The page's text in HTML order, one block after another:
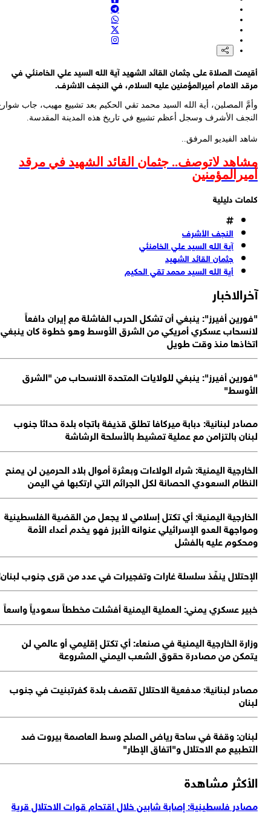
مصادر لبنانية: مدفعية الاحتلال تقصف بلدة كفرتبنيت في جنوب لبنان
لبنان: وقفة في ساحة رياض الصلح وسط العاصمة بيروت ضد التطبيع مع
الاحتلال و"اتفاق الإطار"
المشاط مخاطبا النظام السعودي: كلفة السلام العادل والمشرّف وحسن
الجوار أقل بكثير من الحرب
المشاط مخاطبا النظام السعودي: حتى وإن حشدت كل العالم إلى جانبك فلن
ينفعك
أقيمت الصلاة على جثمان القائد الشهيد آية الله السيد علي الخامنئي في
مرقد الامام أميرالمؤمنين عليه السلام، في النجف الاشرف.
وأمَّ المصلين، أية الله السيد محمد تقي الحكيم بعد تشييع مهيب، جاب شوارع
النجف الأشرف وسجل أعظم تشييع في تاريخ هذه المدينة المقدسة.
شاهد الفيديو المرفق..
مشاهد لاتوصف.. جثمان القائد الشهيد في مرقد
أميرالمؤمنين
كلمات دليلية
النجف الأشرف
آية الله السيد علي الخامنئي
جثمان القائد الشهيد
أية الله السيد محمد تقي الحكيم
آخرالاخبار
"فورين أفيرز": ينبغي أن تشكل الحرب الفاشلة مع إيران دافعاً
لانسحاب عسكري أمريكي من الشرق الأوسط وهو خطوة كان ينبغي
اتخاذها منذ وقت طويل
"فورين أفيرز": ينبغي للولايات المتحدة الانسحاب من "الشرق
الأوسط"
مصادر لبنانية: دبابة ميركافا تطلق قذيفة باتجاه بلدة حداثا جنوب
لبنان بالتزامن مع عملية تمشيط بالأسلحة الرشاشة
الخارجية اليمنية: شراء الولاءات وبعثرة أموال بلاد الحرمين لن يمنح
النظام السعودي الحصانة لكل الجرائم التي ارتكبها في اليمن
الخارجية اليمنية: أي تكتل إسلامي لا يجعل من القضية الفلسطينية
ومواجهة العدو الإسرائيلي عنوانه الأبرز فهو يخدم أعداء الأمة
ومحكوم عليه بالفشل
الإحتلال ينفّذ سلسلة غارات وتفجيرات في عدد من قرى جنوب لبنان!
خبير عسكري يمني: العملية اليمنية أفشلت مخططاً سعودياً واسعاً
وزارة الخارجية اليمنية في صنعاء: أي تكتل إقليمي أو عالمي لن
يتمكن من مصادرة حقوق الشعب اليمني المشروعة
مصادر لبنانية: مدفعية الاحتلال تقصف بلدة كفرتبنيت في جنوب
لبنان
لبنان: وقفة في ساحة رياض الصلح وسط العاصمة بيروت ضد
التطبيع مع الاحتلال و"اتفاق الإطار"
الأكثر مشاهدة
مصادر فلسطينية: إصابة شابين خلال اقتحام قوات الاحتلال قرية